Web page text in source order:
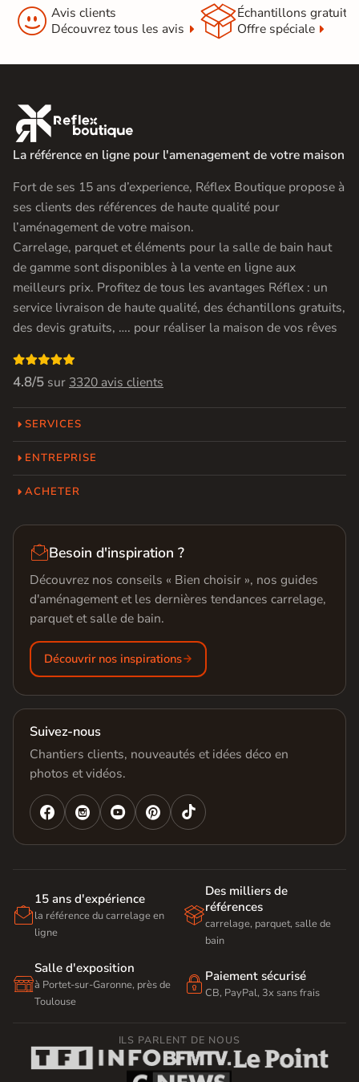
 Avis clients
Découvrez tous les avis
Échantillons gratuit
Offre spéciale

La référence en ligne pour l'amenagement de votre maison
Fort de ses 15 ans d’experience, Réflex Boutique propose à
ses clients des références de haute qualité pour
l’aménagement de votre maison.
Carrelage, parquet et éléments pour la salle de bain haut
de gamme sont disponibles à la vente en ligne aux
meilleurs prix. Profitez de tous les avantages Réflex : un
service livraison de haute qualité, des échantillons gratuits,
des devis gratuits, …. pour réaliser la maison de vos rêves

4.8/5 sur 3320 avis clients
SERVICES
ENTREPRISE
ACHETER
Besoin d'inspiration ?
Découvrez nos conseils « Bien choisir », nos guides
d'aménagement et les dernières tendances carrelage,
parquet et salle de bain.
Découvrir nos inspirations
Suivez-nous
Chantiers clients, nouveautés et idées déco en
photos et vidéos.
   

15 ans d'expérience
la référence du carrelage en
ligne

Des milliers de
références
carrelage, parquet, salle de
bain

Salle d'exposition
à Portet-sur-Garonne, près de
Toulouse
 Paiement sécurisé
CB, PayPal, 3x sans frais
ILS PARLENT DE NOUS